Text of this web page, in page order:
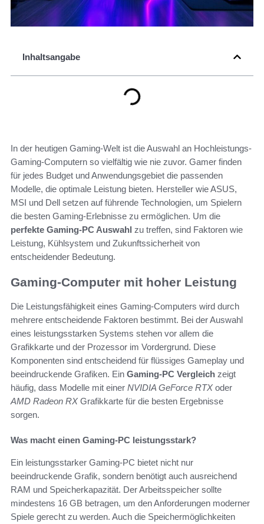
Inhaltsangabe
In der heutigen Gaming-Welt ist die Auswahl an Hochleistungs-
Gaming-Computern so vielfältig wie nie zuvor. Gamer finden
für jedes Budget und Anwendungsgebiet die passenden
Modelle, die optimale Leistung bieten. Hersteller wie ASUS,
MSI und Dell setzen auf führende Technologien, um Spielern
die besten Gaming-Erlebnisse zu ermöglichen. Um die
perfekte Gaming-PC Auswahl zu treffen, sind Faktoren wie
Leistung, Kühlsystem und Zukunftssicherheit von
entscheidender Bedeutung.
Gaming-Computer mit hoher Leistung
Die Leistungsfähigkeit eines Gaming-Computers wird durch
mehrere entscheidende Faktoren bestimmt. Bei der Auswahl
eines leistungsstarken Systems stehen vor allem die
Grafikkarte und der Prozessor im Vordergrund. Diese
Komponenten sind entscheidend für flüssiges Gameplay und
beeindruckende Grafiken. Ein Gaming-PC Vergleich zeigt
häufig, dass Modelle mit einer NVIDIA GeForce RTX oder
AMD Radeon RX Grafikkarte für die besten Ergebnisse
sorgen.
Was macht einen Gaming-PC leistungsstark?
Ein leistungsstarker Gaming-PC bietet nicht nur
beeindruckende Grafik, sondern benötigt auch ausreichend
RAM und Speicherkapazität. Der Arbeitsspeicher sollte
mindestens 16 GB betragen, um den Anforderungen moderner
Spiele gerecht zu werden. Auch die Speichermöglichkeiten